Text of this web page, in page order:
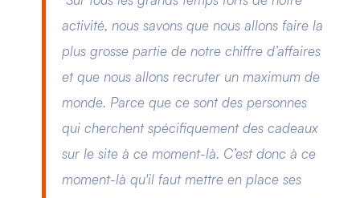
activité, nous savons que nous allons faire la
plus grosse partie de notre chiffre d’affaires
et que nous allons recruter un maximum de
monde. Parce que ce sont des personnes
qui cherchent spécifiquement des cadeaux
sur le site à ce moment-là. C’est donc à ce
moment-là qu'il faut mettre en place ses